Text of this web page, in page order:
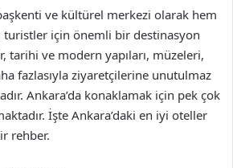
ve kültürel merkezi olarak hem
turistler için önemli bir destinasyon
tarihi ve modern yapıları, müzeleri,
fazlasıyla ziyaretçilerine unutulmaz
Ankara’da konaklamak için pek çok
İşte Ankara’daki en iyi oteller
rehber.